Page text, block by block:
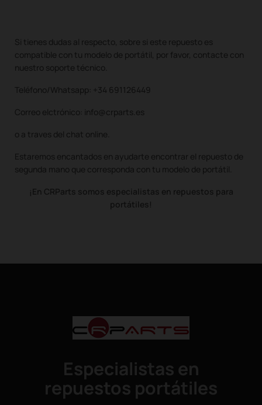
Si tienes dudas al respecto, sobre si este repuesto es
compatible con tu modelo de portátil, por favor, contacte con
nuestro soporte técnico.
Teléfono/Whatsapp: +34 691126449
Correo elctrónico: info@crparts.es
o a traves del chat online.
Estaremos encantados en ayudarte encontrar el repuesto de
segunda mano que corresponda con tu modelo de portátil.
¡En CRParts somos especialistas en repuestos para
portátiles!
Especialistas en
repuestos portátiles